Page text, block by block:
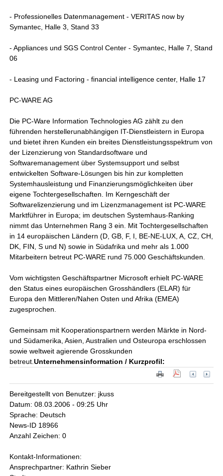
- Professionelles Datenmanagement - VERITAS now by
Symantec, Halle 3, Stand 33
- Appliances und SGS Control Center - Symantec, Halle 7, Stand
06
- Leasing und Factoring - financial intelligence center, Halle 17
PC-WARE AG
Die PC-Ware Information Technologies AG zählt zu den
führenden herstellerunabhängigen IT-Dienstleistern in Europa
und bietet ihren Kunden ein breites Dienstleistungsspektrum von
der Lizenzierung von Standardsoftware und
Softwaremanagement über Systemsupport und selbst
entwickelten Software-Lösungen bis hin zur kompletten
Systemhausleistung und Finanzierungsmöglichkeiten über
eigene Tochtergesellschaften. Im Kerngeschäft der
Softwarelizenzierung und im Lizenzmanagement ist PC-WARE
Marktführer in Europa; im deutschen Systemhaus-Ranking
nimmt das Unternehmen Rang 3 ein. Mit Tochtergesellschaften
in 14 europäischen Ländern (D, GB, F, I, BE-NE-LUX, A, CZ, CH,
DK, FIN, S und N) sowie in Südafrika und mehr als 1.000
Mitarbeitern betreut PC-WARE rund 75.000 Geschäftskunden.
Vom wichtigsten Geschäftspartner Microsoft erhielt PC-WARE
den Status eines europäischen Grosshändlers (ELAR) für
Europa den Mittleren/Nahen Osten und Afrika (EMEA)
zugesprochen.
Gemeinsam mit Kooperationspartnern werden Märkte in Nord-
und Südamerika, Asien, Australien und Osteuropa erschlossen
sowie weltweit agierende Grosskunden
betreut.Unternehmensinformation / Kurzprofil:
Bereitgestellt von Benutzer: jkuss
Datum: 08.03.2006 - 09:25 Uhr
Sprache: Deutsch
News-ID 18966
Anzahl Zeichen: 0
Kontakt-Informationen:
Ansprechpartner: Kathrin Sieber